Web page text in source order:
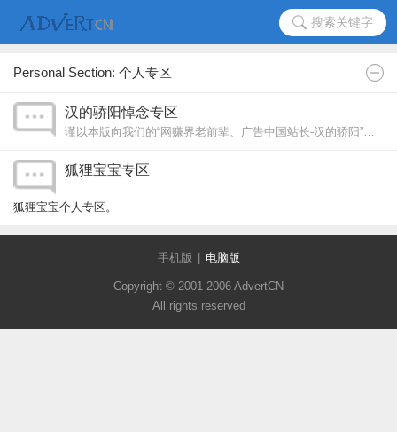
搜索关键字
Personal Section: 个人专区
汉的骄阳悼念专区
谨以本版向我们的“网赚界老前辈、广告中国站长-汉的骄阳”致敬！
狐狸宝宝专区
狐狸宝宝个人专区。
手机版
电脑版
Copyright © 2001-2006 AdvertCN
All rights reserved